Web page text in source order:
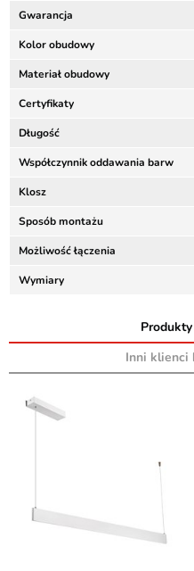
Gwarancja
Kolor obudowy
Materiał obudowy
Certyfikaty
Długość
Współczynnik oddawania barw
Klosz
Sposób montażu
Możliwość łączenia
Wymiary
Inni klienci